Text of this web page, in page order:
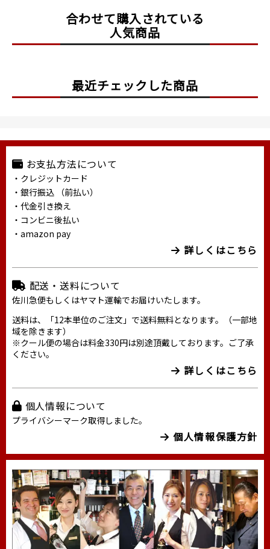
合わせて購入されている
人気商品
最近チェックした商品
お支払方法について
・クレジットカード
・銀行振込 （前払い）
・代金引き換え
・コンビニ後払い
・amazon pay
詳しくはこちら
配送・送料について
佐川急便もしくはヤマト運輸でお届けいたします。
送料は、「12本単位のご注文」で送料無料となります。（一部地
域を除きます）
※クール便の場合は料金330円は別途頂戴しております。ご了承
ください。
詳しくはこちら
個人情報について
プライバシーマーク取得しました。
個人情報保護方針